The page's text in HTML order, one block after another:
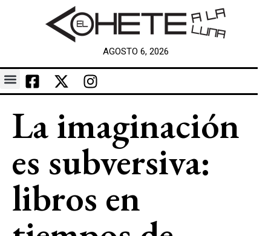
AGOSTO 6, 2026
La imaginación
es subversiva:
libros en